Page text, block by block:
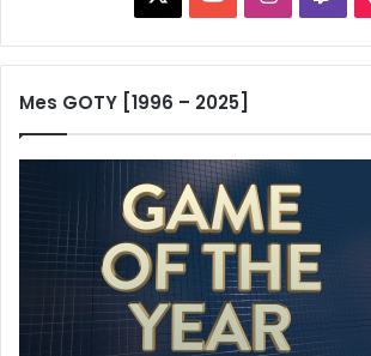
Mes GOTY [1996 – 2025]